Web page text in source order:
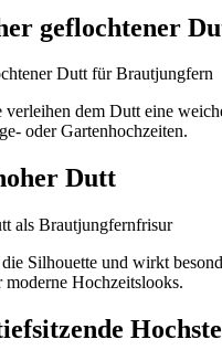
geflochtener
verleihen dem Dutt eine
oder Gartenhochzeiten.
Dutt
Silhouette und wirkt
Hochzeitslooks.